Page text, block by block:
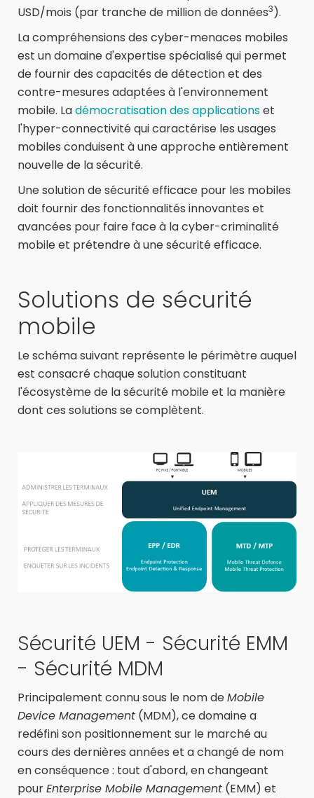
USD/mois (par tranche de million de données3).
La compréhensions des cyber-menaces mobiles
est un domaine d'expertise spécialisé qui permet
de fournir des capacités de détection et des
contre-mesures adaptées à l'environnement
mobile. Ladémocratisation des applicationset
l'hyper-connectivité qui caractérise les usages
mobiles conduisent à une approche entièrement
nouvelle de la sécurité.
Une solution de sécurité efficace pour les mobiles
doit fournir des fonctionnalités innovantes et
avancées pour faire face à la cyber-criminalité
mobile et prétendre à une sécurité efficace.
Solutions de sécurité
mobile
Le schéma suivant représente le périmètre auquel
est consacré chaque solution constituant
l'écosystème de la sécurité mobile et la manière
dont ces solutions se complètent.
Sécurité UEM - Sécurité EMM
- Sécurité MDM
Principalement connu sous le nom deMobile
Device Management (MDM), ce domaine a
redéfini son positionnement sur le marché au
cours des dernières années et a changé de nom
en conséquence : tout d'abord, en changeant
pourEnterprise Mobile Management (EMM) et